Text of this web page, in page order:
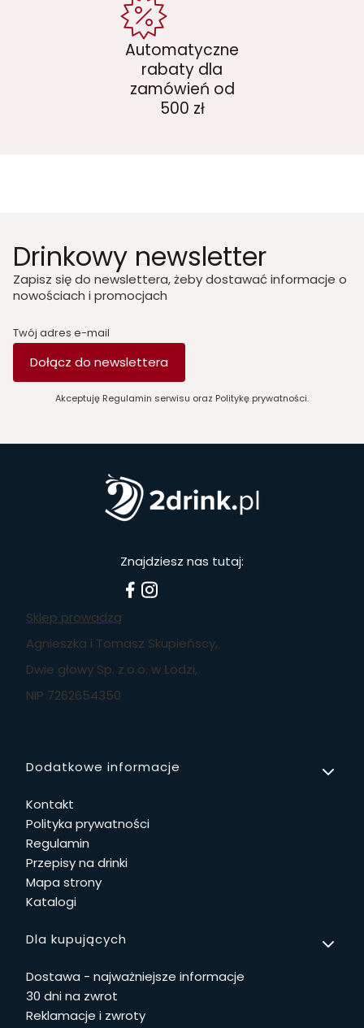
Automatyczne
rabaty dla
zamówień od
500 zł
Drinkowy newsletter
Zapisz się do newslettera, żeby dostawać informacje o
nowościach i promocjach
Twój adres e-mail
Dołącz do newslettera
Akceptuję Regulamin serwisu oraz Politykę prywatności.
Znajdziesz nas tutaj:
Sklep prowadzą
Agnieszka i Tomasz Skupieńscy,
Dwie głowy Sp. z.o.o. w Łodzi,
NIP 7262654350
Linki w stopce
Dodatkowe informacje
Kontakt
Polityka prywatności
Regulamin
Przepisy na drinki
Mapa strony
Katalogi
Dla kupujących
Dostawa - najważniejsze informacje
30 dni na zwrot
Reklamacje i zwroty